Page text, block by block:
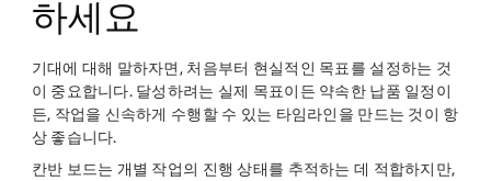
하세요
기대에 대해 말하자면, 처음부터 현실적인 목표를 설정하는 것
이 중요합니다. 달성하려는 실제 목표이든 약속한 납품 일정이
든, 작업을 신속하게 수행할 수 있는 타임라인을 만드는 것이 항
상 좋습니다.
칸반 보드는 개별 작업의 진행 상태를 추적하는 데 적합하지만,